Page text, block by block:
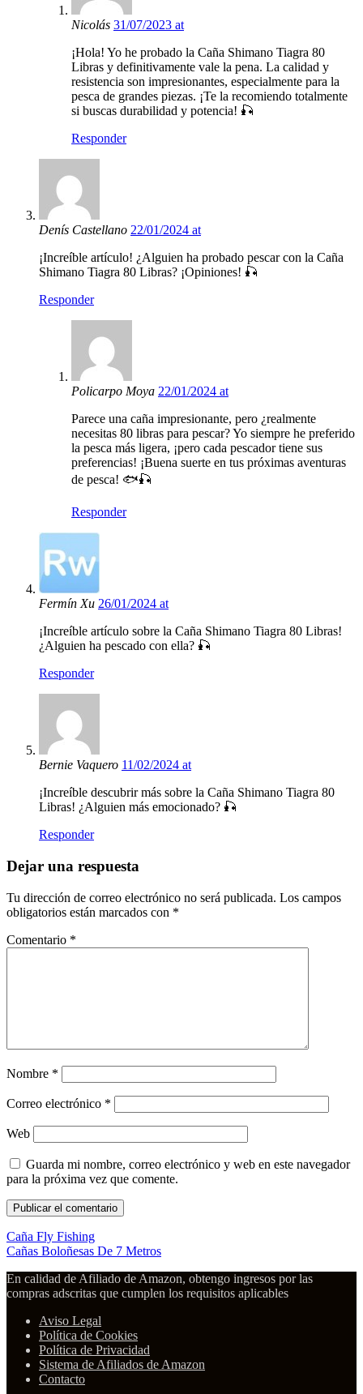
Nicolás 31/07/2023 at
¡Hola! Yo he probado la Caña Shimano Tiagra 80
Libras y definitivamente vale la pena. La calidad y
resistencia son impresionantes, especialmente para la
pesca de grandes piezas. ¡Te la recomiendo totalmente
si buscas durabilidad y potencia! 🎣
Responder
Denís Castellano 22/01/2024 at
¡Increíble artículo! ¿Alguien ha probado pescar con la Caña
Shimano Tiagra 80 Libras? ¡Opiniones! 🎣
Responder
Policarpo Moya 22/01/2024 at
Parece una caña impresionante, pero ¿realmente
necesitas 80 libras para pescar? Yo siempre he preferido
la pesca más ligera, ¡pero cada pescador tiene sus
preferencias! ¡Buena suerte en tus próximas aventuras
de pesca! 🐟🎣
Responder
Fermín Xu 26/01/2024 at
¡Increíble artículo sobre la Caña Shimano Tiagra 80 Libras!
¿Alguien ha pescado con ella? 🎣
Responder
Bernie Vaquero 11/02/2024 at
¡Increíble descubrir más sobre la Caña Shimano Tiagra 80
Libras! ¿Alguien más emocionado? 🎣
Responder
Dejar una respuesta
Tu dirección de correo electrónico no será publicada. Los campos
obligatorios están marcados con *
Comentario *
Nombre *
Correo electrónico *
Web
Guarda mi nombre, correo electrónico y web en este navegador
para la próxima vez que comente.
Caña Fly Fishing
Cañas Boloñesas De 7 Metros
En calidad de Afiliado de Amazon, obtengo ingresos por las
compras adscritas que cumplen los requisitos aplicables
Aviso Legal
Política de Cookies
Política de Privacidad
Sistema de Afiliados de Amazon
Contacto